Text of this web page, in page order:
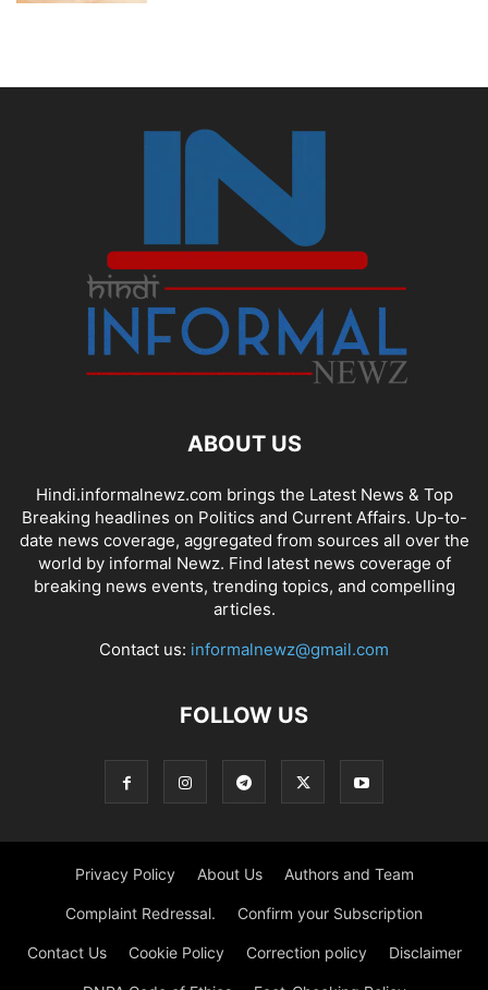
ABOUT US
Hindi.informalnewz.com brings the Latest News & Top
Breaking headlines on Politics and Current Affairs. Up-to-
date news coverage, aggregated from sources all over the
world by informal Newz. Find latest news coverage of
breaking news events, trending topics, and compelling
articles.
Contact us: informalnewz@gmail.com
FOLLOW US
Privacy Policy About Us Authors and Team
Complaint Redressal. Confirm your Subscription
Contact Us Cookie Policy Correction policy Disclaimer